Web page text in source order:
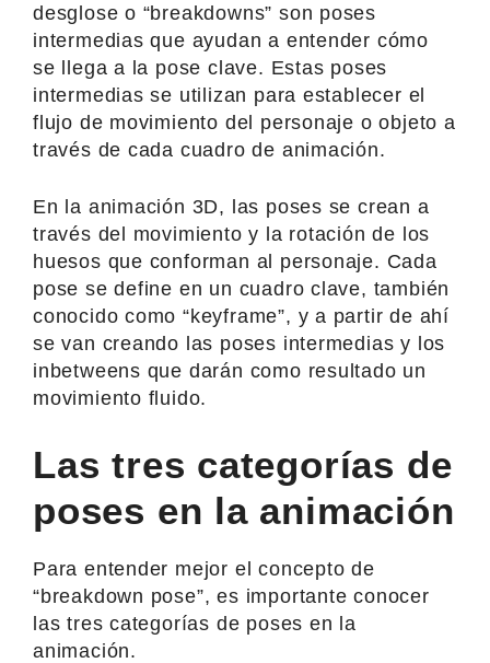
desglose o “breakdowns” son poses
intermedias que ayudan a entender cómo
se llega a la pose clave. Estas poses
intermedias se utilizan para establecer el
flujo de movimiento del personaje o objeto a
través de cada cuadro de animación.
En la animación 3D, las poses se crean a
través del movimiento y la rotación de los
huesos que conforman al personaje. Cada
pose se define en un cuadro clave, también
conocido como “keyframe”, y a partir de ahí
se van creando las poses intermedias y los
inbetweens que darán como resultado un
movimiento fluido.
Las tres categorías de
poses en la animación
Para entender mejor el concepto de
“breakdown pose”, es importante conocer
las tres categorías de poses en la
animación.